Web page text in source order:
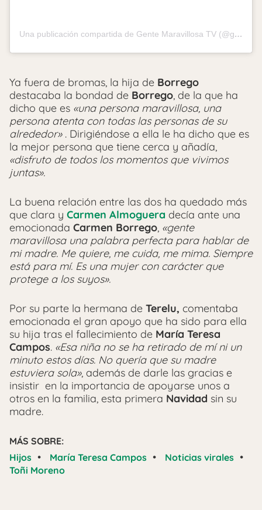
Una publicación compartida de Gente Maravillosa TV (@gentemaravillosa_tv)
Ya fuera de bromas, la hija de Borrego
destacaba la bondad de Borrego , de la que ha
dicho que es «una persona maravillosa, una
persona atenta con todas las personas de su
alrededor». Dirigiéndose a ella le ha dicho que es
la mejor persona que tiene cerca y añadía,
«disfruto de todos los momentos que vivimos
juntas».
La buena relación entre las dos ha quedado más
que clara y Carmen Almoguera decía ante una
emocionada Carmen Borrego «gente
maravillosa una palabra perfecta para hablar de
mi madre. Me quiere, me cuida, me mima. Siempre
está para mí. Es una mujer con carácter que
protege a los suyos».
Por su parte la hermana de Terelu, comentaba
emocionada el gran apoyo que ha sido para ella
su hija tras el fallecimiento de María Teresa
Campos. «Esa niña no se ha retirado de mí ni un
minuto estos días. No quería que su madre
estuviera sola», además de darle las gracias e
insistir en la importancia de apoyarse unos a
otros en la familia, esta primera Navidad sin su
madre.
MÁS SOBRE:
Hijos • María Teresa Campos • Noticias virales •
Toñi Moreno